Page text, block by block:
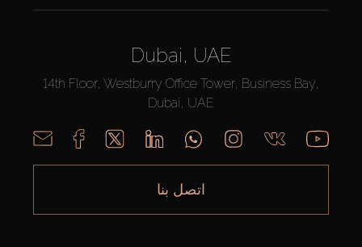
Dubai, UAE
14th Floor, Westburry Office Tower, Business Bay,
Dubai, UAE
اتصل بنا